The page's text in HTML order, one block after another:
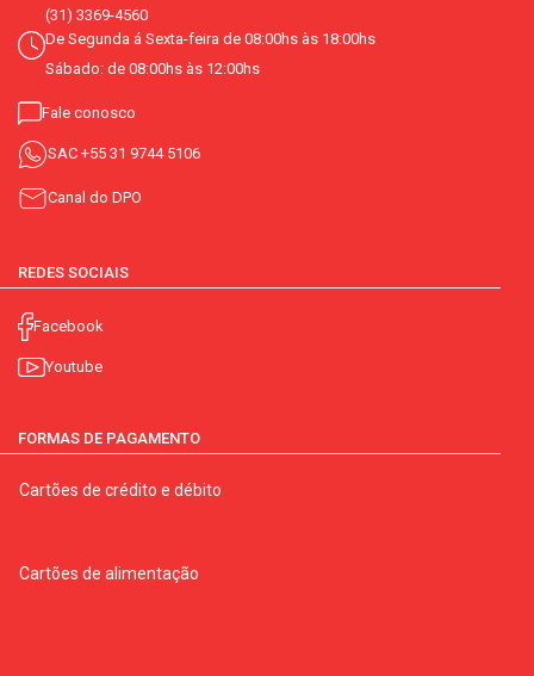
(31) 3369-4560
De Segunda á Sexta-feira de 08:00hs às 18:00hs
Sábado: de 08:00hs às 12:00hs
Fale conosco
SAC +55 31 9744 5106
Canal do DPO
REDES SOCIAIS
Facebook
Youtube
FORMAS DE PAGAMENTO
Cartões de crédito e débito
Cartões de alimentação